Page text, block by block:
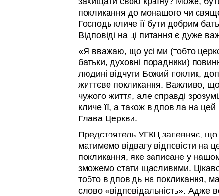
покликання до монашого чи
Господь кличе її бути добрим
Відповіді на ці питання є дуже
«Я вважаю, що усі ми (тобто
батьки, духовні порадники)
людині відчути Божий поклик,
життєве покликання. Важливо,
чужого життя, але справді
кличе її, а також відповіла на
Глава Церкви.
Предстоятель УГКЦ запевняє,
матимемо відвагу відповісти на
покликання, яке записане у
зможемо стати щасливими.
тобто відповідь на покликання,
слово «відповідальність». Адже